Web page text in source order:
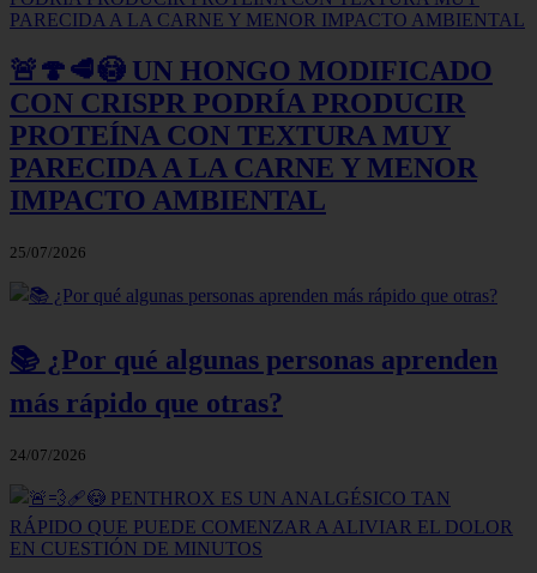
🚨🍄🥩😳 UN HONGO MODIFICADO
CON CRISPR PODRÍA PRODUCIR
PROTEÍNA CON TEXTURA MUY
PARECIDA A LA CARNE Y MENOR
IMPACTO AMBIENTAL
25/07/2026
📚 ¿Por qué algunas personas aprenden
más rápido que otras?
24/07/2026